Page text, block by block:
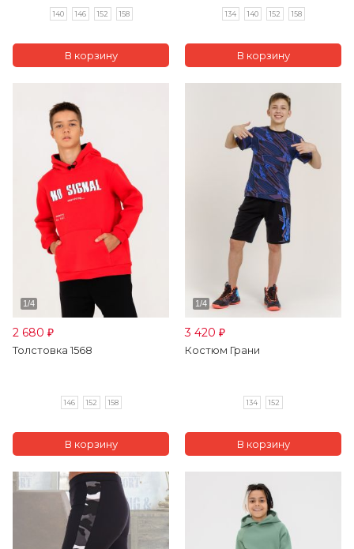
140 146 152 158 134 140 152 158
2 680 ₽
Толстовка 1568
146 152 158
3 420 ₽
Костюм Грани
134 152